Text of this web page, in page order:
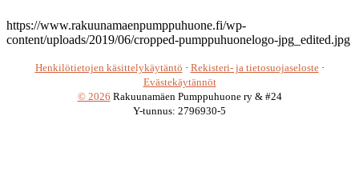
https://www.rakuunamaenpumppuhuone.fi/wp-
content/uploads/2019/06/cropped-pumppuhuonelogo-jpg_edited.jpg
Henkilötietojen käsittelykäytäntö · Rekisteri- ja tietosuojaseloste·
Evästekäytännöt
© 2026 Rakuunamäen Pumppuhuone ry & #24
Y-tunnus: 2796930-5